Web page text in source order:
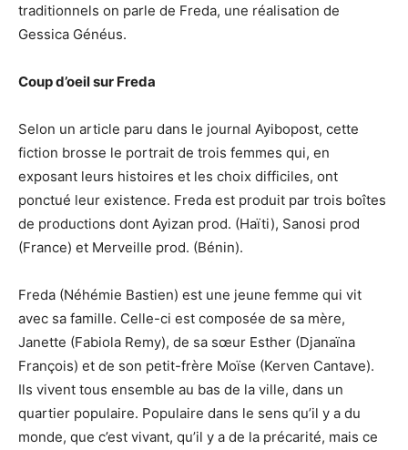
traditionnels on parle de Freda, une réalisation de
Gessica Généus.
Coup d’oeil sur Freda
Selon un article paru dans le journal Ayibopost, cette
fiction brosse le portrait de trois femmes qui, en
exposant leurs histoires et les choix difficiles, ont
ponctué leur existence. Freda est produit par trois boîtes
de productions dont Ayizan prod. (Haïti), Sanosi prod
(France) et Merveille prod. (Bénin).
Freda (Néhémie Bastien) est une jeune femme qui vit
avec sa famille. Celle-ci est composée de sa mère,
Janette (Fabiola Remy), de sa sœur Esther (Djanaïna
François) et de son petit-frère Moïse (Kerven Cantave).
Ils vivent tous ensemble au bas de la ville, dans un
quartier populaire. Populaire dans le sens qu’il y a du
monde, que c’est vivant, qu’il y a de la précarité, mais ce